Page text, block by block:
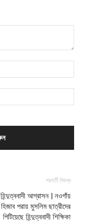
পরবর্তী নিবন্ধ
হিন্দুত্ববাদী আগ্রাসন | নওগাঁয়
হিজাব পরায় মুসলিম ছাত্রীদের
পিটিয়েছে হিন্দুত্ববাদী শিক্ষিকা